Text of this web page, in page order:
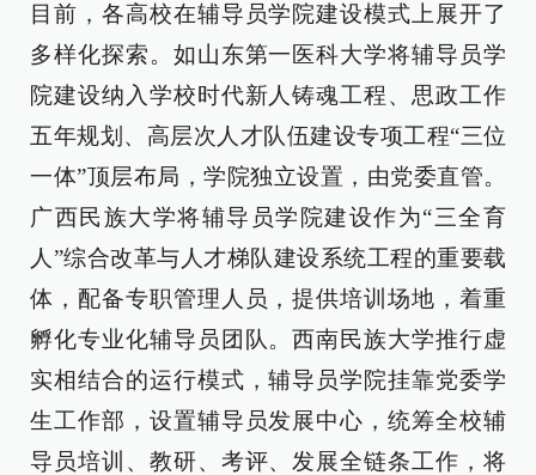
目前，各高校在辅导员学院建设模式上展开了
多样化探索。如山东第一医科大学将辅导员学
院建设纳入学校时代新人铸魂工程、思政工作
五年规划、高层次人才队伍建设专项工程“三位
一体”顶层布局，学院独立设置，由党委直管。
广西民族大学将辅导员学院建设作为“三全育
人”综合改革与人才梯队建设系统工程的重要载
体，配备专职管理人员，提供培训场地，着重
孵化专业化辅导员团队。西南民族大学推行虚
实相结合的运行模式，辅导员学院挂靠党委学
生工作部，设置辅导员发展中心，统筹全校辅
导员培训、教研、考评、发展全链条工作，将